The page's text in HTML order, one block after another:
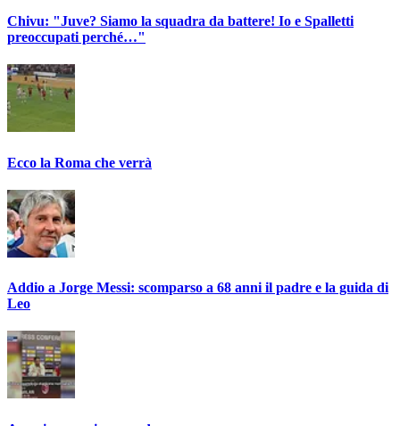
Chivu: "Juve? Siamo la squadra da battere! Io e Spalletti
preoccupati perché…"
Ecco la Roma che verrà
Addio a Jorge Messi: scomparso a 68 anni il padre e la guida di
Leo